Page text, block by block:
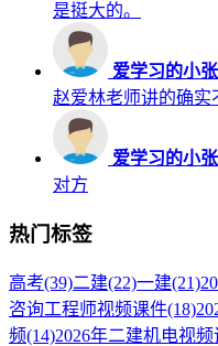
是挺大的。
爱学习的小张
赵爱林老师讲的确实
爱学习的小张
对方
热门标签
高考(39)二建(22)一建(21)
咨询工程师视频课件(18)
频(14)2026年二建机电视频